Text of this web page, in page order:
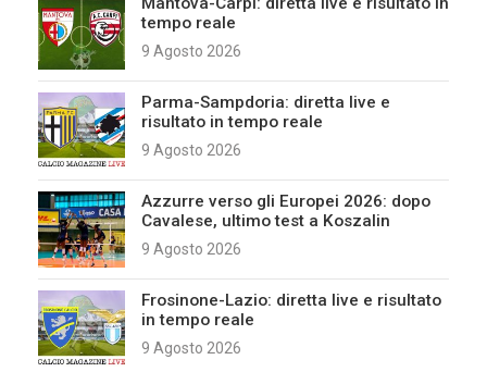
tempo reale
9 Agosto 2026
Parma-Sampdoria: diretta live e
risultato in tempo reale
9 Agosto 2026
Azzurre verso gli Europei 2026: dopo
Cavalese, ultimo test a Koszalin
9 Agosto 2026
Frosinone-Lazio: diretta live e risultato
in tempo reale
9 Agosto 2026